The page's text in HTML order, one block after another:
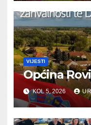
VIJESTI
Općina
KOL 5, 2026